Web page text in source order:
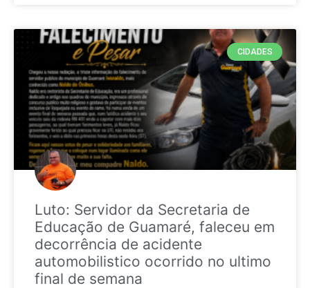
CIDADES
Luto: Servidor da Secretaria de
Educação de Guamaré, faleceu em
decorrência de acidente
automobilistico ocorrido no ultimo
final de semana